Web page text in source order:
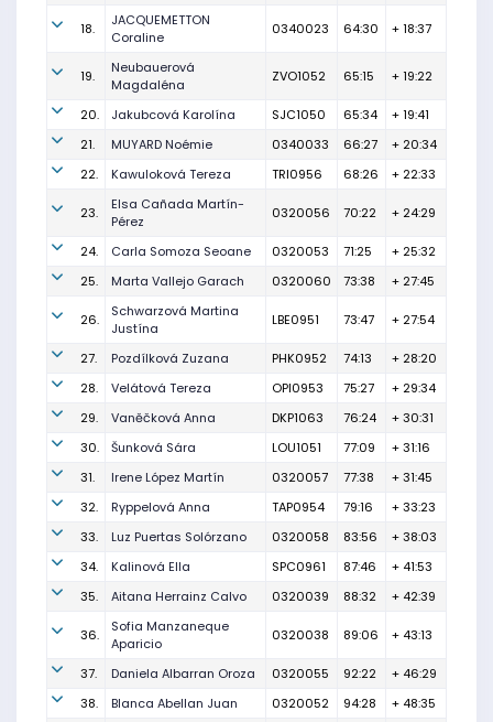
18.
JACQUEMETTON
Coraline
0340023 64:30 + 18:37
19.
Neubauerová
Magdaléna
ZVO1052 65:15 + 19:22
20. Jakubcová Karolína SJC1050 65:34
+ 19:41
21.
MUYARD Noémie 0340033 66:27
+ 20:34
22.
Kawuloková Tereza TRI0956 68:26 + 22:33
23.
Elsa Cañada Martín-
Pérez
0320056 70:22 + 24:29
24. Carla Somoza Seoane 0320053 71:25
+ 25:32
25.
Marta Vallejo Garach 0320060 73:38 + 27:45
26.
Schwarzová Martina
Justína
LBE0951 73:47 + 27:54
27. Pozdílková Zuzana PHK0952 74:13
+ 28:20
28.
Velátová Tereza OPI0953 75:27
+ 29:34
29.
Vaněčková Anna DKP1063 76:24
+ 30:31
30.
Šunková Sára LOU1051 77:09
+ 31:16
31.
Irene López Martín 0320057 77:38
+ 31:45
32.
Ryppelová Anna TAP0954 79:16
+ 33:23
33.
Luz Puertas Solórzano 0320058 83:56
+ 38:03
34.
Kalinová Ella SPC0961 87:46
+ 41:53
35.
Aitana Herrainz Calvo 0320039 88:32 + 42:39
36.
Sofia Manzaneque
Aparicio
0320038 89:06 + 43:13
37. Daniela Albarran Oroza 0320055 92:22
+ 46:29
38.
Blanca Abellan Juan 0320052 94:28
+ 48:35